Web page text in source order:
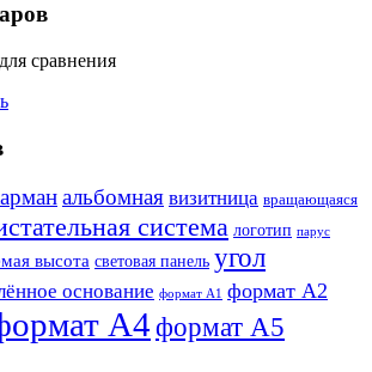
сравнения
альбомная визитница вращающаяся
система логотип парус
высота световая панель угол
основание формат А1 формат А2
А4формат А5